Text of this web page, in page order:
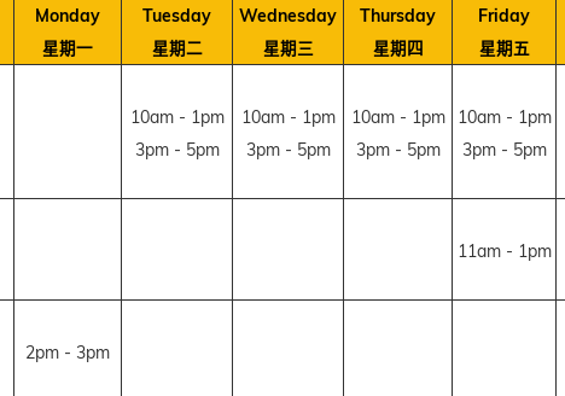
Monday
星期一
Tuesday
星期二
Wednesday
星期三
Thursday
星期四
Friday
星期五
10am - 1pm
3pm - 5pm
10am - 1pm
3pm - 5pm
10am - 1pm
3pm - 5pm
10am - 1pm
3pm - 5pm
11am - 1pm
2pm - 3pm